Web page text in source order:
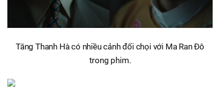
Tăng Thanh Hà có nhiều cảnh đối chọi với Ma Ran Đô
trong phim.